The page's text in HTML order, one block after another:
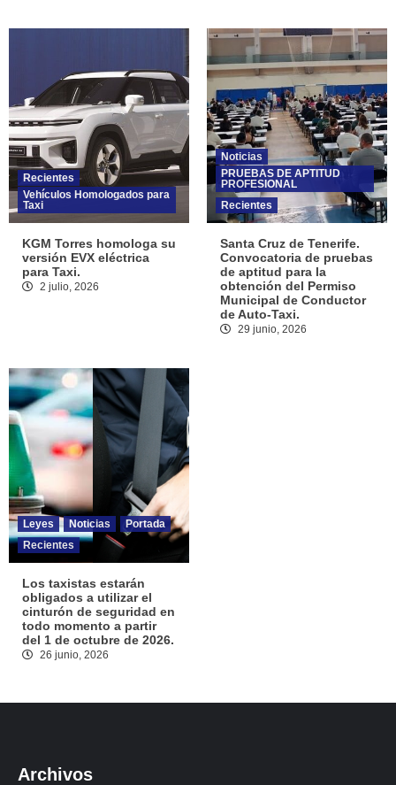
Recientes
Vehículos Homologados para
Taxi
KGM Torres homologa su
versión EVX eléctrica
para Taxi.
2 julio, 2026
Noticias
PRUEBAS DE APTITUD
PROFESIONAL
Recientes
Santa Cruz de Tenerife.
Convocatoria de pruebas
de aptitud para la
obtención del Permiso
Municipal de Conductor
de Auto-Taxi.
29 junio, 2026
Leyes Noticias
Portada
Recientes
Los taxistas estarán
obligados a utilizar el
cinturón de seguridad en
todo momento a partir
del 1 de octubre de 2026.
26 junio, 2026
Archivos